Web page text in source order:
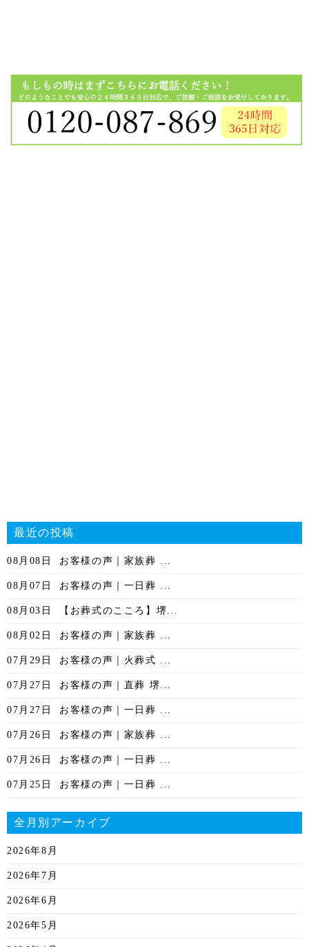
最近の投稿
08月08日 お客様の声｜家族葬 ...
08月07日 お客様の声｜一日葬 ...
08月03日 【お葬式のこころ】堺...
08月02日 お客様の声｜家族葬 ...
07月29日 お客様の声｜火葬式 ...
07月27日 お客様の声｜直葬 堺...
07月27日 お客様の声｜一日葬 ...
07月26日 お客様の声｜家族葬 ...
07月26日 お客様の声｜一日葬 ...
07月25日 お客様の声｜一日葬 ...
全月別アーカイブ
2026年8月
2026年7月
2026年6月
2026年5月